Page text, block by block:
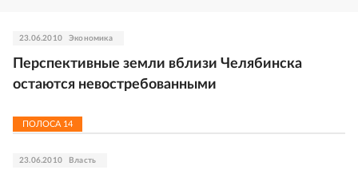
23.06.2010 Экономика
Перспективные земли вблизи Челябинска
остаются невостребованными
ПОЛОСА 14
23.06.2010 Власть